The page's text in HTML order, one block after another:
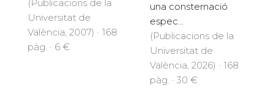
(Publicacions de la
Universitat de
València, 2007) · 168
pàg. · 6 €
una consternació
espec...
(Publicacions de la
Universitat de
València, 2026) · 168
pàg. · 30 €